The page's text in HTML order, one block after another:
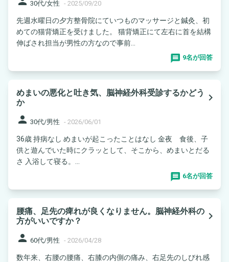
30代/女性 - 2025/09/20
先週水曜日の夕方整骨院にていつものマッサージと鍼灸、初
めての猫背矯正を受けました。 猫背矯正にて左右に首を結構
伸ばされ担当が男性の方なので事前...
9名が回答
めまいの悪化と吐き気、脳神経外科受診するかどう
か
navigate_next
person 30代/男性 - 2026/06/01
36歳 持病なし めまいが起こったことはなし 金夜 食後、子
供と遊んでいた時にクラッとして、そこから、めまいとだる
さ 入浴して寝る。...
6名が回答
腰痛、足先の痺れが良くなりません。脳神経外科の
方がいいですか？
navigate_next
person 60代/男性 - 2026/04/28
数年来、右腰の腰痛、右膝の内側の痛み、右足先のしびれ感